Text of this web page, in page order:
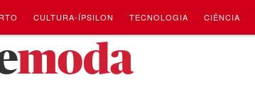
CULTURA-ÍPSILON TECNOLOGIA CIÊNCIA
moda